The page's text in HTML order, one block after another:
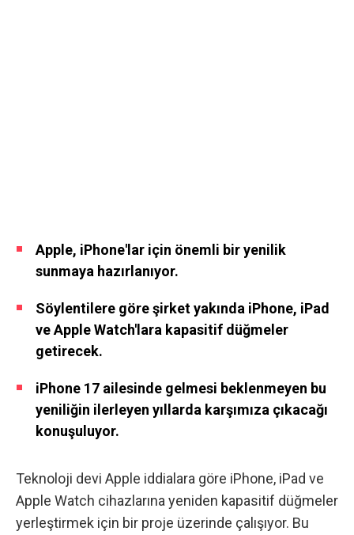
Apple, iPhone'lar için önemli bir yenilik
sunmaya hazırlanıyor.
Söylentilere göre şirket yakında iPhone, iPad
ve Apple Watch'lara kapasitif düğmeler
getirecek.
iPhone 17 ailesinde gelmesi beklenmeyen bu
yeniliğin ilerleyen yıllarda karşımıza çıkacağı
konuşuluyor.
Teknoloji devi Apple iddialara göre iPhone, iPad ve
Apple Watch cihazlarına yeniden kapasitif düğmeler
yerleştirmek için bir proje üzerinde çalışıyor. Bu